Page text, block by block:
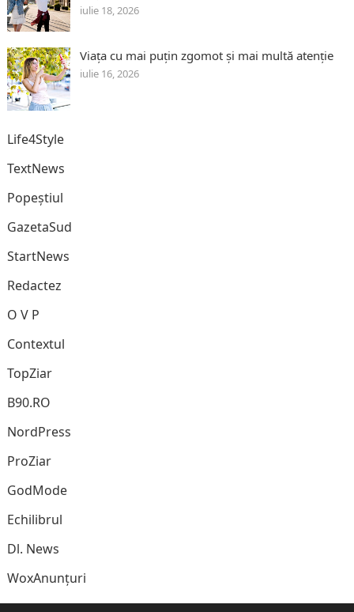
iulie 18, 2026
Viața cu mai puțin zgomot și mai multă atenție
iulie 16, 2026
Life4Style
TextNews
Popeștiul
GazetaSud
StartNews
Redactez
O V P
Contextul
TopZiar
B90.RO
NordPress
ProZiar
GodMode
Echilibrul
Dl. News
WoxAnunțuri